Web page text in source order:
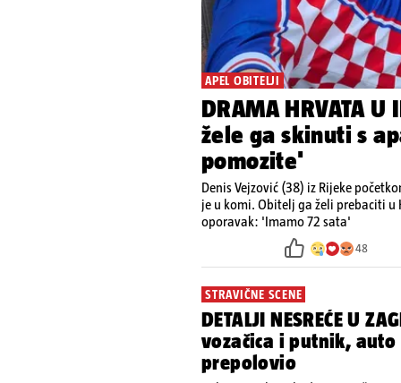
APEL OBITELJI
DRAMA HRVATA
žele ga skinuti s
pomozite'
Denis Vejzović (38) iz Rijeke
je u komi. Obitelj ga želi prebaciti
oporavak: 'Imamo 72 sata'
48
STRAVIČNE SCENE
DETALJI NESREĆE U
vozačica i putnik, auto
prepolovio